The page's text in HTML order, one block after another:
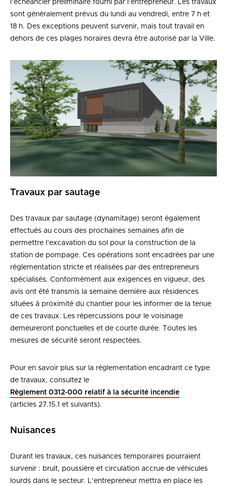
l’échéancier préliminaire fourni par l’entrepreneur. Les travaux
sont généralement prévus du lundi au vendredi, entre 7 h et
18 h. Des exceptions peuvent survenir, mais tout travail en
dehors de ces plages horaires devra être autorisé par la Ville.
Travaux par sautage
Des travaux par sautage (dynamitage) seront également
effectués au cours des prochaines semaines afin de
permettre l’excavation du sol pour la construction de la
station de pompage. Ces opérations sont encadrées par une
réglementation stricte et réalisées par des entrepreneurs
spécialisés. Conformément aux exigences en vigueur, des
avis ont été transmis la semaine dernière aux résidences
situées à proximité du chantier pour les informer de la tenue
de ces travaux. Les répercussions pour le voisinage
demeureront ponctuelles et de courte durée. Toutes les
mesures de sécurité seront respectées.
Pour en savoir plus sur la réglementation encadrant ce type
de travaux, consultez le
Règlement 0312-000 relatif à la sécurité incendie
(articles 27.15.1 et suivants).
Nuisances
Durant les travaux, ces nuisances temporaires pourraient
survenir : bruit, poussière et circulation accrue de véhicules
lourds dans le secteur. L’entrepreneur mettra en place les